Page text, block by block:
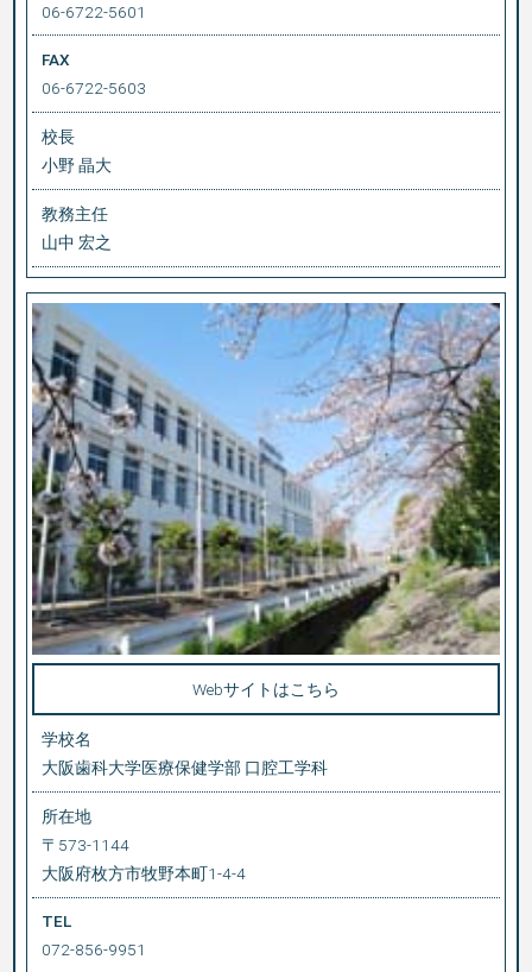
06-6722-5601
FAX
06-6722-5603
校長
小野 晶大
教務主任
山中 宏之
Webサイトはこちら
学校名
大阪歯科大学医療保健学部 口腔工学科
所在地
〒573-1144
大阪府枚方市牧野本町1-4-4
TEL
072-856-9951